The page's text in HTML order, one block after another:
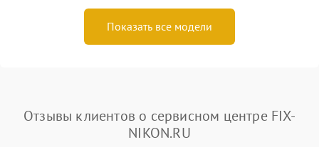
Показать все модели
Отзывы клиентов о сервисном центре FIX-
NIKON.RU